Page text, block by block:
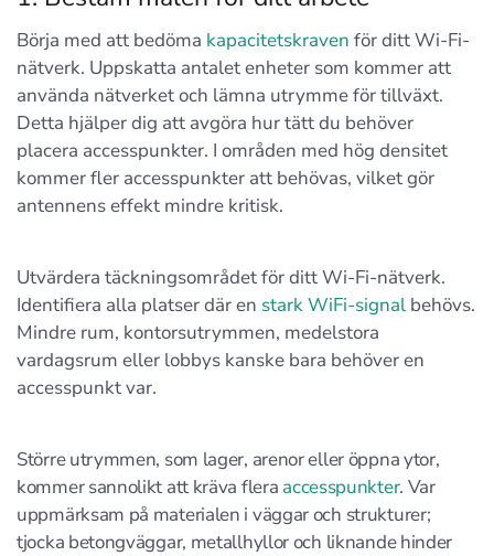
Börja med att bedöma kapacitetskraven för ditt Wi-Fi-
nätverk. Uppskatta antalet enheter som kommer att
använda nätverket och lämna utrymme för tillväxt.
Detta hjälper dig att avgöra hur tätt du behöver
placera accesspunkter. I områden med hög densitet
kommer fler accesspunkter att behövas, vilket gör
antennens effekt mindre kritisk.
Utvärdera täckningsområdet för ditt Wi-Fi-nätverk.
Identifiera alla platser där en stark WiFi-signal behövs.
Mindre rum, kontorsutrymmen, medelstora
vardagsrum eller lobbys kanske bara behöver en
accesspunkt var.
Större utrymmen, som lager, arenor eller öppna ytor,
kommer sannolikt att kräva flera accesspunkter. Var
uppmärksam på materialen i väggar och strukturer;
tjocka betongväggar, metallhyllor och liknande hinder